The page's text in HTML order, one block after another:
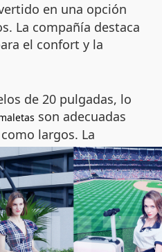
en una opción
La compañía destaca
el confort y la
de 20 pulgadas, lo
son adecuadas
largos. La